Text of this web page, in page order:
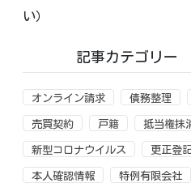
い）
記事カテゴリー
オンライン請求 債務整理
売買契約 戸籍 抵当権抹
新型コロナウイルス 更正登
本人確認情報 特例有限会社